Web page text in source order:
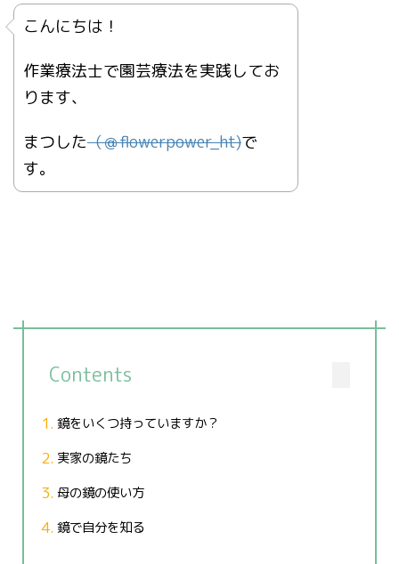
こんにちは！
作業療法士で園芸療法を実践してお
ります、
まつした（＠flowerpower_ht)で
す。
Contents
鏡をいくつ持っていますか？
実家の鏡たち
母の鏡の使い方
鏡で自分を知る